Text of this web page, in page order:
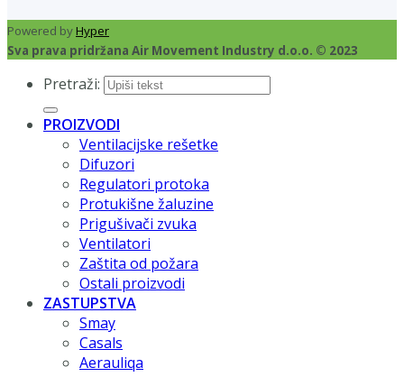
Powered byHyper
Sva prava pridržana Air Movement Industry d.o.o. © 2023
Pretraži:
PROIZVODI
Ventilacijske rešetke
Difuzori
Regulatori protoka
Protukišne žaluzine
Prigušivači zvuka
Ventilatori
Zaštita od požara
Ostali proizvodi
ZASTUPSTVA
Smay
Casals
Aerauliqa